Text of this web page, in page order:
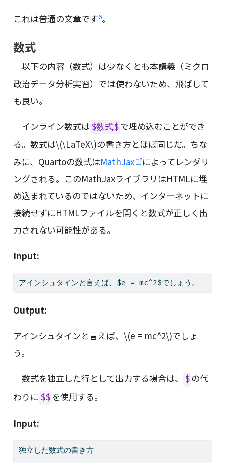
これは普通の文章です6。
数式
以下の内容（数式）は少なくとも本講義（ミクロ
政治データ分析実習）では使わないため、飛ばして
も良い。
インライン数式は $数式$で埋め込むことができ
る。数式は\(\LaTeX\)の書き方とほぼ同じだ。ちな
みに、Quartoの数式はMathJax
によってレンダリ
ングされる。このMathJaxライブラリはHTMLに埋
め込まれているのではないため、インターネットに
接続せずにHTMLファイルを開くと数式が正しく出
力されない可能性がある。
Input:
アインシュタインと言えば、$e = mc^2$でしょう。
Output:
アインシュタインと言えば、 \(e = mc^2\)でしょ
う。
数式を独立した行として出力する場合は、 $の代
わりに $$を使用する。
Input:
独立した数式の書き方